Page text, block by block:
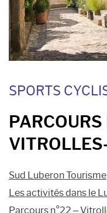
SPORTS
PARCOURS
Sud Luberon Tourisme
Les activités dans le
Parcours n°22 –